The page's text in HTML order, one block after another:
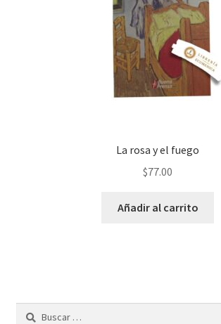
La rosa y el fuego
$77.00
Añadir al carrito
Buscar: